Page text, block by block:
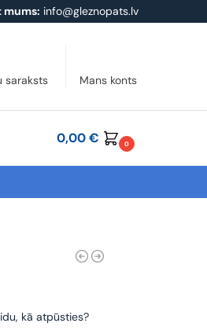
mums: info@gleznopats.lv
saraksts Mans konts
0,00€ 0
kā atpūsties?